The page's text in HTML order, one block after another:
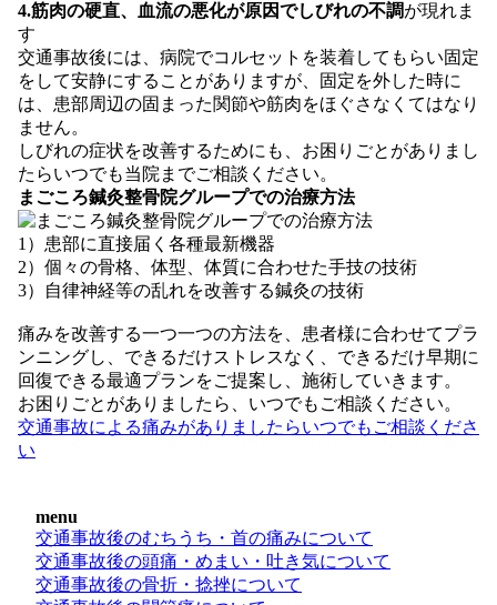
4.筋肉の硬直、血流の悪化が原因でしびれの不調が現れま
す
交通事故後には、病院でコルセットを装着してもらい固定
をして安静にすることがありますが、固定を外した時に
は、患部周辺の固まった関節や筋肉をほぐさなくてはなり
ません。
しびれの症状を改善するためにも、お困りごとがありまし
たらいつでも当院までご相談ください。
まごころ鍼灸整骨院グループでの治療方法
1）患部に直接届く各種最新機器
2）個々の骨格、体型、体質に合わせた手技の技術
3）自律神経等の乱れを改善する鍼灸の技術
痛みを改善する一つ一つの方法を、患者様に合わせてプラ
ンニングし、できるだけストレスなく、できるだけ早期に
回復できる最適プランをご提案し、施術していきます。
お困りごとがありましたら、いつでもご相談ください。
交通事故による痛みがありましたらいつでもご相談くださ
い
menu
交通事故後のむちうち・首の痛みについて
交通事故後の頭痛・めまい・吐き気について
交通事故後の骨折・捻挫について